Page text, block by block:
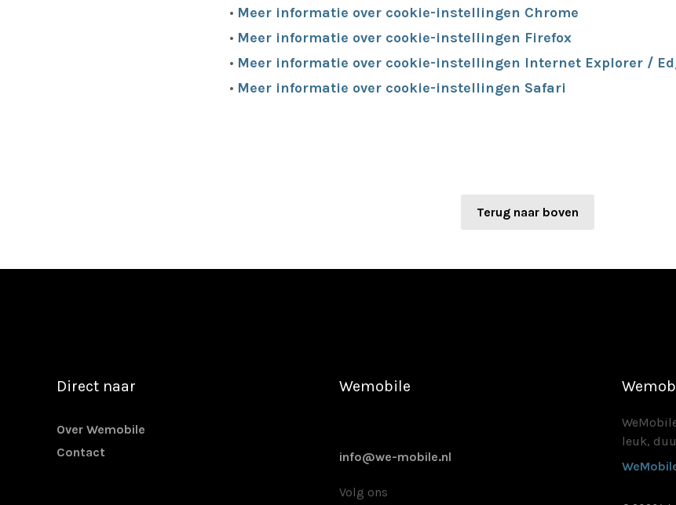
• Meer informatie over cookie-instellingen Chrome
• Meer informatie over cookie-instellingen Firefox
• Meer informatie over cookie-instellingen Internet Explorer /
• Meer informatie over cookie-instellingen Safari
Terug naar boven
Direct naar
Over Wemobile
Contact
Wemobile
info@we-mobile.nl
Volg ons
leuk,